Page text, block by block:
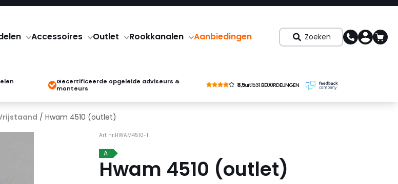
Accessoires Outlet Rookkanalen Aanbiedingen Zoeken
Gecertificeerde opgeleide adviseurs &
monteurs
8,5uit1531 BE00RDELINGEN
/ Hwam 4510 (outlet)
Art nr:HWAM4510-1
A
Hwam 4510 (outlet)